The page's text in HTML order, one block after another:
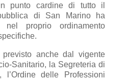
punto cardine di tutto il
di San Marino ha
proprio ordinamento
anche dal vigente
Sanitario, la Segreteria di
delle Professioni